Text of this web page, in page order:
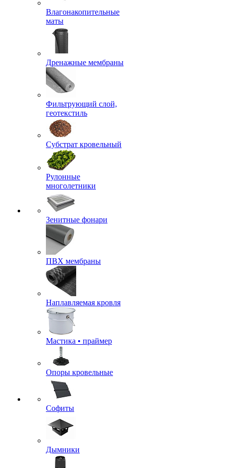
Влагонакопительные
маты
Дренажные мембраны
Фильтрующий слой,
геотекстиль
Субстрат кровельный
Рулонные
многолетники
Зенитные фонари
ПВХ мембраны
Наплавляемая кровля
Мастика • праймер
Опоры кровельные
Софиты
Дымники